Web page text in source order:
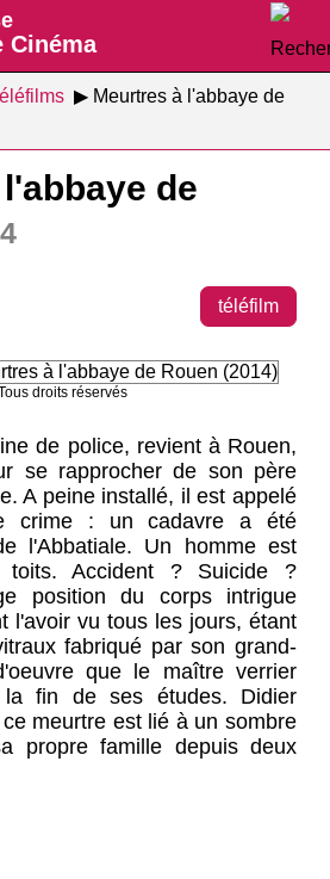
Cinéma
Meurtres à l'abbaye de
de
téléfilm
droits réservés
de police, revient à Rouen,
se rapprocher de son père
A peine installé, il est appelé
crime : un cadavre a été
l'Abbatiale. Un homme est
toits. Accident ? Suicide ?
position du corps intrigue
l'avoir vu tous les jours, étant
fabriqué par son grand-
que le maître verrier
fin de ses études. Didier
meurtre est lié à un sombre
propre famille depuis deux